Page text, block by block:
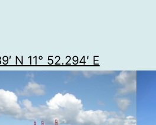
N 11° 52.294′ E